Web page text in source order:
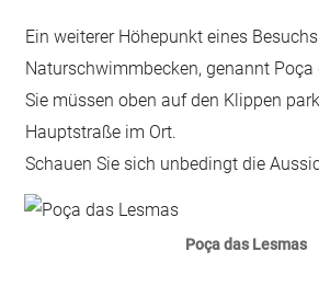
Ein weiterer Höhepunkt eines
Naturschwimmbecken, genannt Poça
Sie müssen oben auf den Klippen
Hauptstraße im Ort.
Schauen Sie sich unbedingt die
Poça das Lesmas